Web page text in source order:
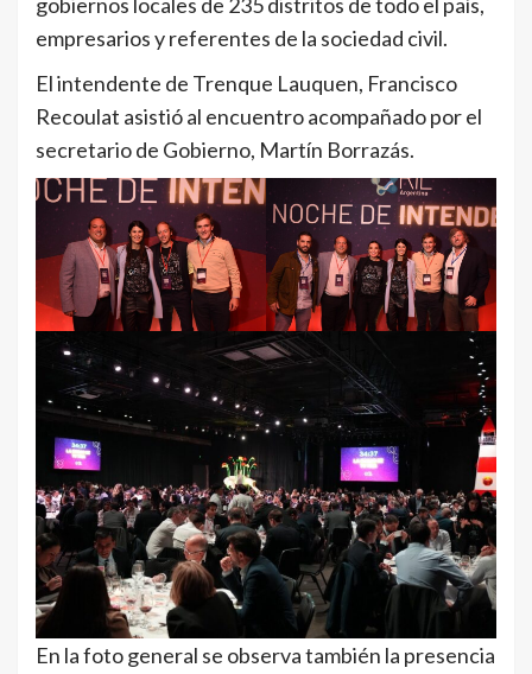
empresarios y referentes de la sociedad civil.
El intendente de Trenque Lauquen, Francisco
Recoulat asistió al encuentro acompañado por el
secretario de Gobierno, Martín Borrazás.
En la foto general se observa también la presencia